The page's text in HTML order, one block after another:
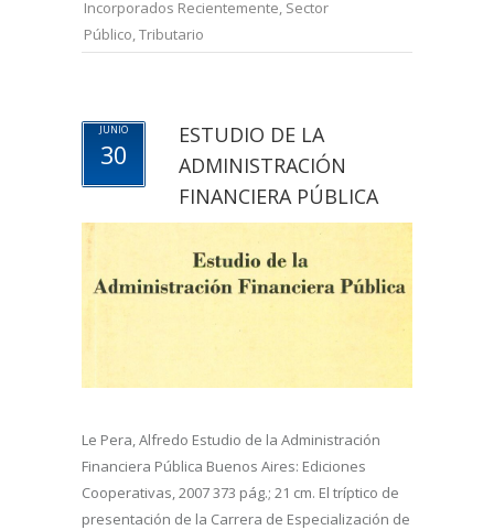
Incorporados Recientemente, Sector
Público,Tributario
JUNIO
30
ESTUDIO DE LA
ADMINISTRACIÓN
FINANCIERA PÚBLICA
Le Pera, Alfredo Estudio de la Administración
Financiera Pública Buenos Aires: Ediciones
Cooperativas, 2007 373 pág.; 21 cm. El tríptico de
presentación de la Carrera de Especialización de